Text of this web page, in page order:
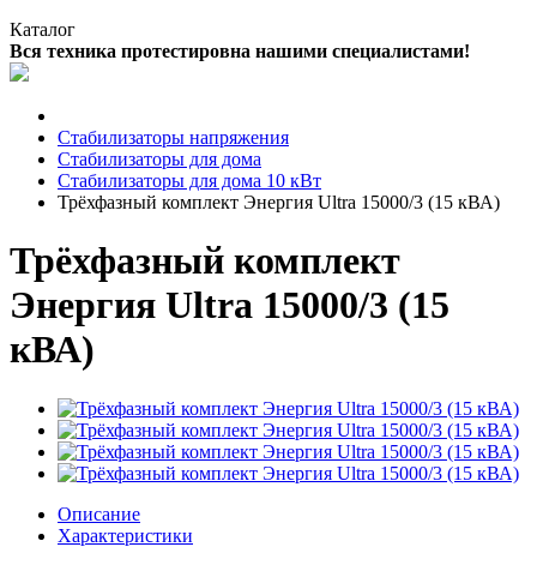
Каталог
Вся техника протестировна нашими специалистами!
Стабилизаторы напряжения
Стабилизаторы для дома
Стабилизаторы для дома 10 кВт
Трёхфазный комплект Энергия Ultra 15000/3 (15 кВА)
Трёхфазный комплект
Энергия Ultra 15000/3 (15
кВА)
Описание
Характеристики